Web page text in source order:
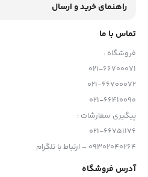
راهنمای خرید و ارسال
تماس با ما
فروشگاه :
021-66700071
021-66700072
021-66410090
پیگیری سفارشات :
021-66751176
09302040264 – ارتباط با تلگرام
آدرس فروشگاه